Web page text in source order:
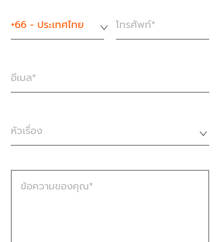
+66 - ประเทศไทย โทรศัพท์
อีเมล
หัวเรื่อง
ข้อความของคุณ